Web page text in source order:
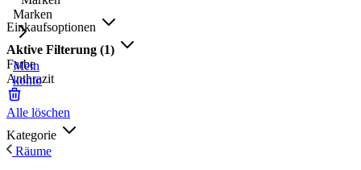
Marken
Mein
konto
Einkaufsoptionen
Aktive Filterung (1)
Farbe
Anthrazit
Alle löschen
Kategorie
Räume